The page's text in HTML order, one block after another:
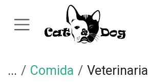
... Comida Veterinaria